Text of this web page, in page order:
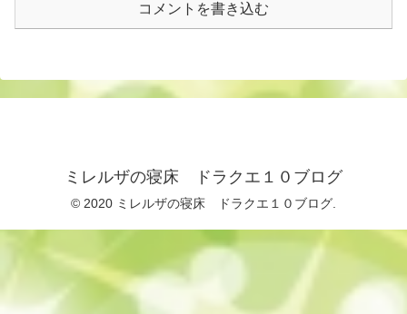
コメントを書き込む
ミレルザの寝床 ドラクエ１０ブログ
© 2020 ミレルザの寝床 ドラクエ１０ブログ.